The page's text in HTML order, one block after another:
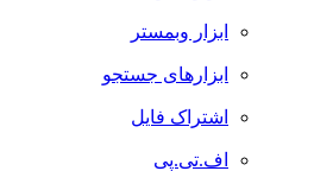
ابزار وبمستر
ابزارهای جستجو
اشتراک فایل
اف.تی.پی